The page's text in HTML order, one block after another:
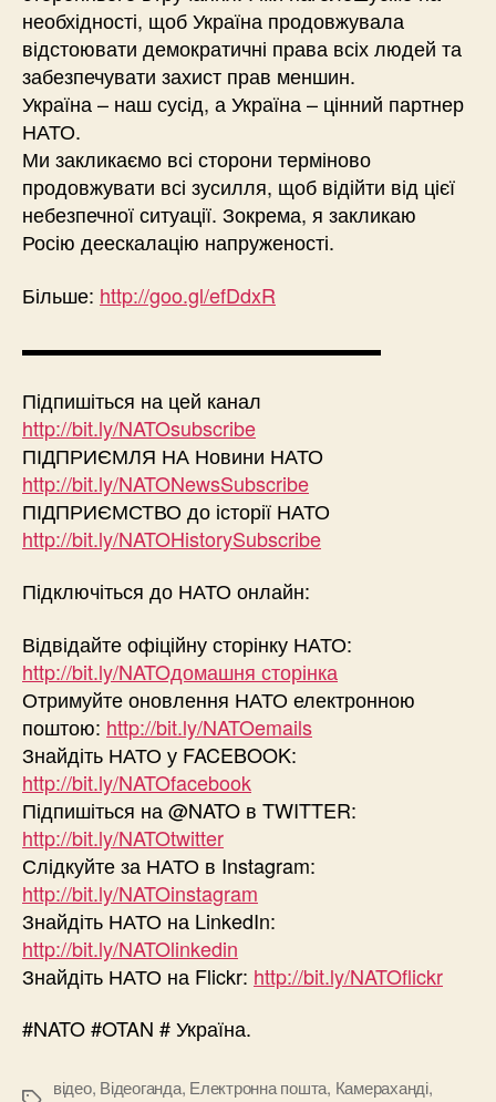
необхідності, щоб Україна продовжувала
відстоювати демократичні права всіх людей та
забезпечувати захист прав меншин.
Україна – наш сусід, а Україна – цінний партнер
НАТО.
Ми закликаємо всі сторони терміново
продовжувати всі зусилля, щоб відійти від цієї
небезпечної ситуації. Зокрема, я закликаю
Росію деескалацію напруженості.
Більше: http://goo.gl/efDdxR
▬▬▬▬▬▬▬▬▬▬▬▬▬▬▬▬▬▬
Підпишіться на цей канал
http://bit.ly/NATOsubscribe
ПІДПРИЄМЛЯ НА Новини НАТО
http://bit.ly/NATONewsSubscribe
ПІДПРИЄМСТВО до історії НАТО
http://bit.ly/NATOHistorySubscribe
Підключіться до НАТО онлайн:
Відвідайте офіційну сторінку НАТО:
http://bit.ly/NATOдомашня сторінка
Отримуйте оновлення НАТО електронною
поштою: http://bit.ly/NATOemails
Знайдіть НАТО у FACEBOOK:
http://bit.ly/NATOfacebook
Підпишіться на @NATO в TWITTER:
http://bit.ly/NATOtwitter
Слідкуйте за НАТО в Instagram:
http://bit.ly/NATOinstagram
Знайдіть НАТО на LinkedIn:
http://bit.ly/NATOlinkedin
Знайдіть НАТО на Flickr: http://bit.ly/NATOflickr
#NATO #OTAN # Україна.
відео, Відеоганда, Електронна пошта, Камераханді,